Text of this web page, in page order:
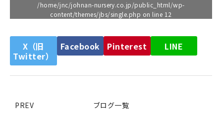
/home/jnc/johnan-nursery.co.jp/public_html/wp-
content/themes/jbs/single.php on line 12
X（旧
Twitter）
Facebook Pinterest LINE
PREV ブログ一覧